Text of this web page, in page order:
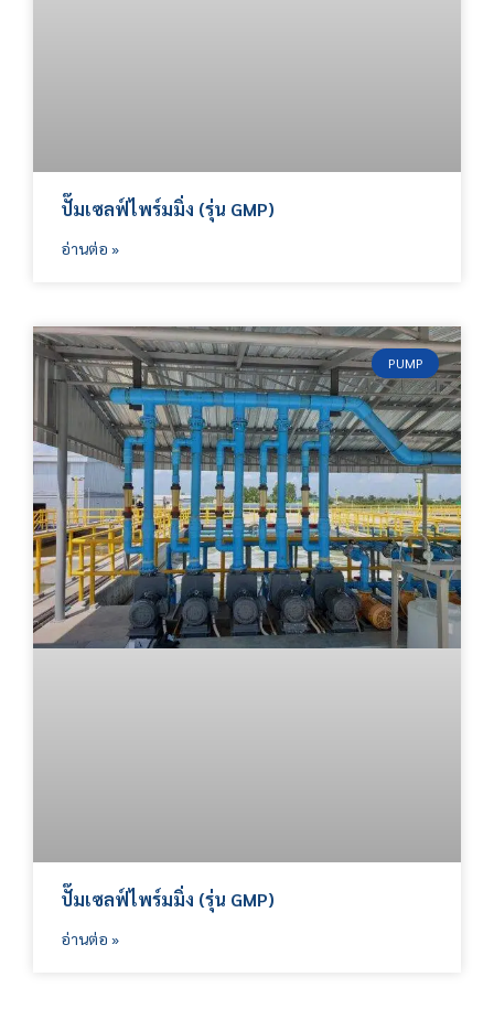
ปั๊มเซลฟ์ไพร์มมิ่ง (รุ่น GMP)
อ่านต่อ »
PUMP
ปั๊มเซลฟ์ไพร์มมิ่ง (รุ่น GMP)
อ่านต่อ »